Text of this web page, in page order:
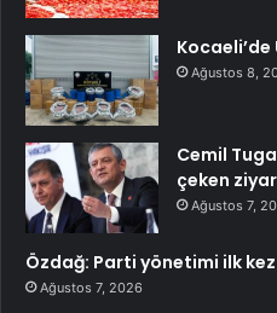
Ağustos 8,
Cemil
çeken
Ağustos 7,
Özdağ: Parti yönetimi ilk
Ağustos 7, 2026